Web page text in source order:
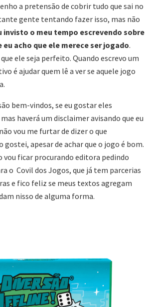
a pretensão de cobrir tudo que sai no
gente tentando fazer isso, mas não
invisto o meu tempo escrevendo sobre
eu acho que ele merece ser jogado.
ele seja perfeito. Quando escrevo um
é ajudar quem lê a ver se aquele jogo
bem-vindos, se eu gostar eles
haverá um disclaimer avisando que eu
vou me furtar de dizer o que
apesar de achar que o jogo é bom.
vou ficar procurando editora pedindo
o Covil dos Jogos, que já tem parcerias
e fico feliz se meus textos agregam
nisso de alguma forma.